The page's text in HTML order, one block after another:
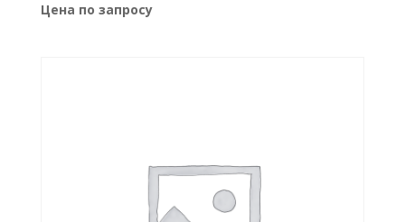
Цена по запросу